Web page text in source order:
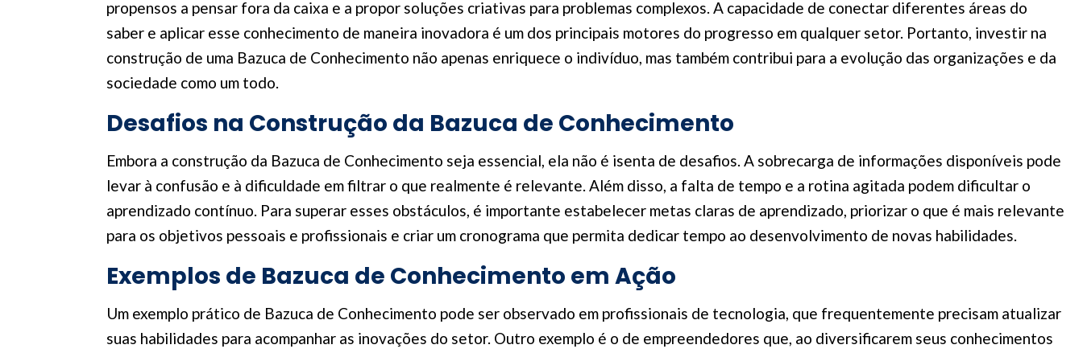
propensos a pensar fora da caixa e a propor soluções criativas para problemas complexos. A capacidade de conectar diferentes áreas do
saber e aplicar esse conhecimento de maneira inovadora é um dos principais motores do progresso em qualquer setor. Portanto, investir na
construção de uma Bazuca de Conhecimento não apenas enriquece o indivíduo, mas também contribui para a evolução das organizações e da
sociedade como um todo.
Desafios na Construção da Bazuca de Conhecimento
Embora a construção da Bazuca de Conhecimento seja essencial, ela não é isenta de desafios. A sobrecarga de informações disponíveis pode
levar à confusão e à dificuldade em filtrar o que realmente é relevante. Além disso, a falta de tempo e a rotina agitada podem dificultar o
aprendizado contínuo. Para superar esses obstáculos, é importante estabelecer metas claras de aprendizado, priorizar o que é mais relevante
para os objetivos pessoais e profissionais e criar um cronograma que permita dedicar tempo ao desenvolvimento de novas habilidades.
Exemplos de Bazuca de Conhecimento em Ação
Um exemplo prático de Bazuca de Conhecimento pode ser observado em profissionais de tecnologia, que frequentemente precisam atualizar
suas habilidades para acompanhar as inovações do setor. Outro exemplo é o de empreendedores que, ao diversificarem seus conhecimentos